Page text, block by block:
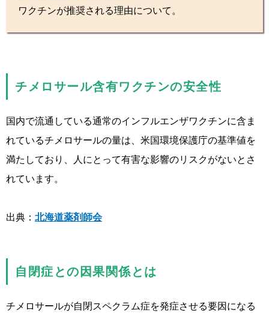
ワクチンが推奨される理由について。
チメロサール含有ワクチンの安全性
国内で流通している通常のインフルエンザワクチンに含ま
れているチメロサールの量は、米国環境保護庁の基準値を
満たしており、人にとって有害な影響のリスクがないとさ
れています。
出典： 北海道薬剤師会
自閉症との因果関係とは
チメロサールが自閉スペクラム症を発症させる要因になる